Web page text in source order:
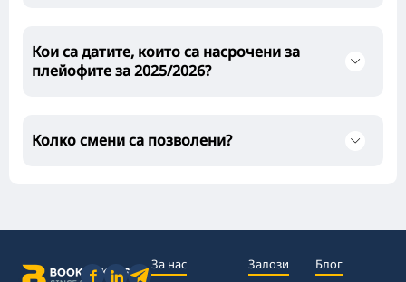
Кои са датите, които са насрочени за
плейофите за 2025/2026?
Колко смени са позволени?
За нас
Залози
Блог